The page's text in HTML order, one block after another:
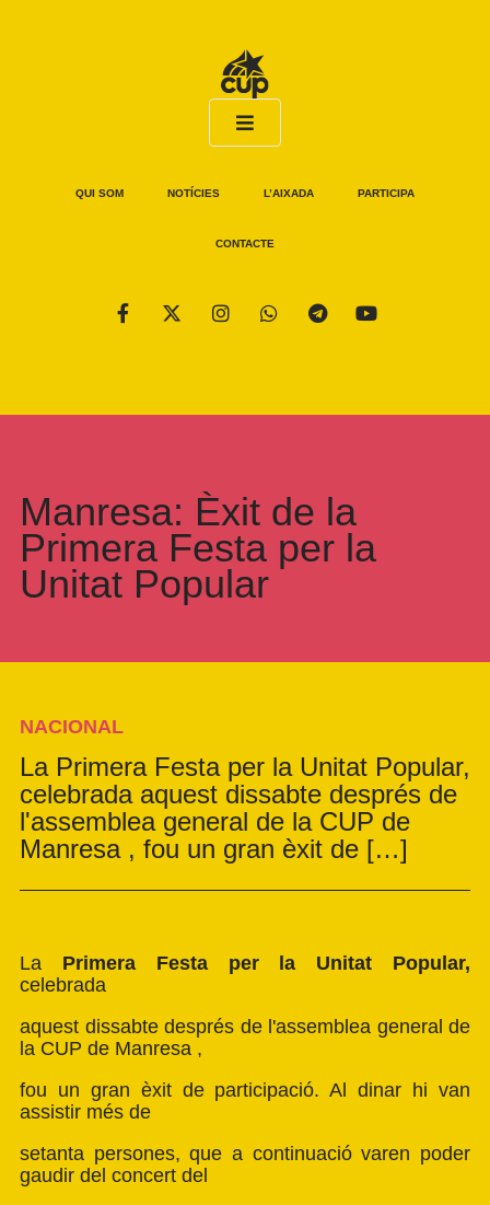
QUI SOM NOTÍCIES L’AIXADA PARTICIPA
CONTACTE
Manresa: Èxit de la
Primera Festa per la
Unitat Popular
NACIONAL
La Primera Festa per la Unitat Popular,
celebrada aquest dissabte després de
l'assemblea general de la CUP de
Manresa , fou un gran èxit de […]
La Primera Festa per la Unitat Popular,
celebrada
aquest dissabte després de l'assemblea general de
la CUP de Manresa ,
fou un gran èxit de participació. Al dinar hi van
assistir més de
setanta persones, que a continuació varen poder
gaudir del concert del